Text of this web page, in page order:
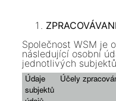
Společnost WSM je
následující osobní
jednotlivých
Údaje
subjektů
Účely